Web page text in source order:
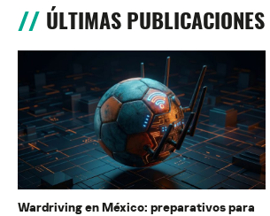
ÚLTIMAS PUBLICACIONES
Wardriving en México: preparativos para